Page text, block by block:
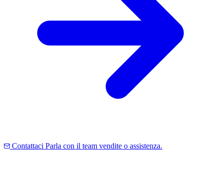
Contattaci Parla con il team vendite o assistenza.